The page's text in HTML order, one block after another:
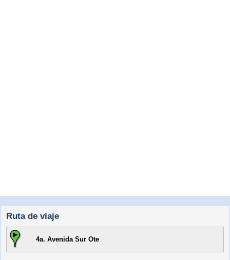
Ruta de viaje
4a. Avenida Sur Ote